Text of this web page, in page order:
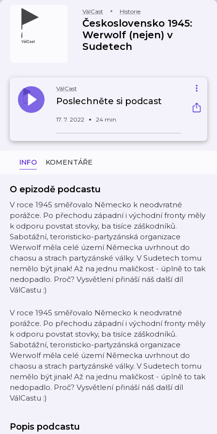
VálCast Historie
Československo 1945:
Werwolf (nejen) v
Sudetech
VálCast
Poslechněte si podcast
17. 7. 2022 24 min
INFO KOMENTÁŘE
O epizodě podcastu
V roce 1945 směřovalo Německo k neodvratné
porážce. Po přechodu západní i východní fronty měly
k odporu povstat stovky, ba tisíce záškodníků.
Sabotážní, teroristicko-partyzánská organizace
Werwolf měla celé území Německa uvrhnout do
chaosu a strach partyzánské války. V Sudetech tomu
nemělo být jinak! Až na jednu maličkost - úplně to tak
nedopadlo. Proč? Vysvětlení přináší náš další díl
VálCastu :)
V roce 1945 směřovalo Německo k neodvratné
porážce. Po přechodu západní i východní fronty měly
k odporu povstat stovky, ba tisíce záškodníků.
Sabotážní, teroristicko-partyzánská organizace
Werwolf měla celé území Německa uvrhnout do
chaosu a strach partyzánské války. V Sudetech tomu
nemělo být jinak! Až na jednu maličkost - úplně to tak
nedopadlo. Proč? Vysvětlení přináší náš další díl
VálCastu :)
Popis podcastu